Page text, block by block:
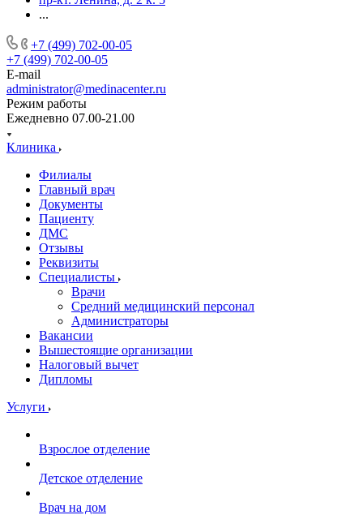
...
+7 (499) 702-00-05
+7 (499) 702-00-05
E-mail
administrator@medinacenter.ru
Режим работы
Ежедневно 07.00-21.00
Клиника
Филиалы
Главный врач
Документы
Пациенту
ДМС
Отзывы
Реквизиты
Специалисты
Врачи
Средний медицинский персонал
Администраторы
Вакансии
Вышестоящие организации
Налоговый вычет
Дипломы
Услуги
Взрослое отделение
Детское отделение
Врач на дом